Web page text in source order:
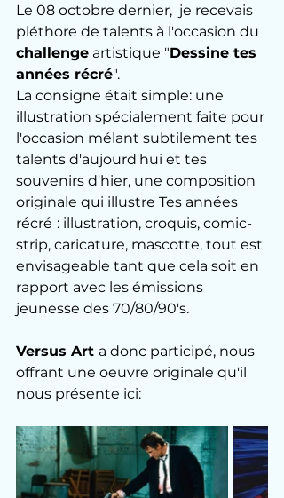
Le 08 octobre dernier,  je recevais
pléthore de talents à l'occasion du
challenge artistique "Dessine tes
années récré".
La consigne était simple: une
illustration spécialement faite pour
l'occasion mélant subtilement tes
talents d'aujourd'hui et tes
souvenirs d'hier, une composition
originale qui illustre Tes années
récré : illustration, croquis, comic-
strip, caricature, mascotte, tout est
envisageable tant que cela soit en
rapport avec les émissions
jeunesse des 70/80/90's.
Versus Art a donc participé, nous
offrant une oeuvre originale qu'il
nous présente ici: